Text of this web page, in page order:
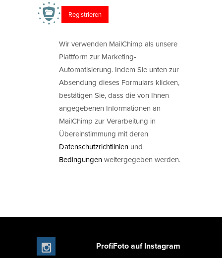
Wir verwenden MailChimp als unsere
Plattform zur Marketing-
Automatisierung. Indem Sie unten zur
Absendung dieses Formulars klicken,
bestätigen Sie, dass die von Ihnen
angegebenen Informationen an
MailChimp zur Verarbeitung in
Übereinstimmung mit deren
Datenschutzrichtlinien und
Bedingungenweitergegeben werden.
ProfiFoto auf Instagram